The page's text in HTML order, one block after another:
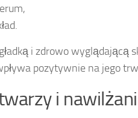
i zdrowo wyglądającą
pozytywnie na jego
i